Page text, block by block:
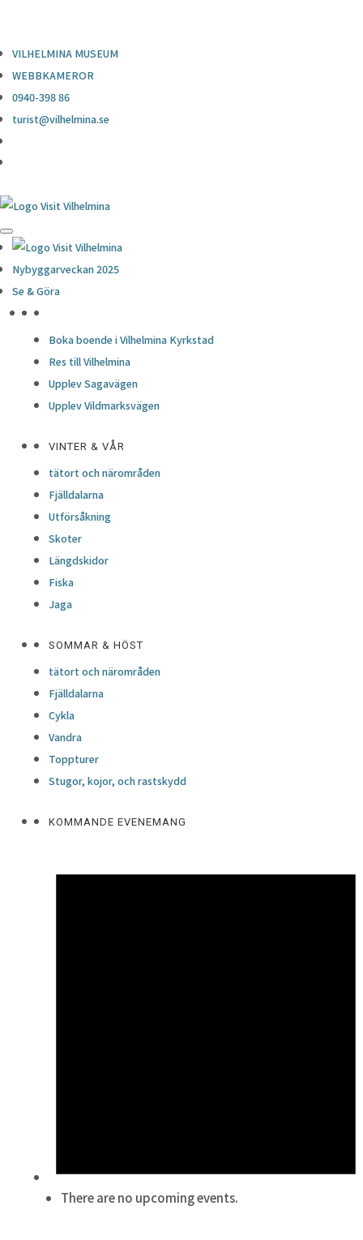
VILHELMINA MUSEUM
WEBBKAMEROR
0940-398 86
turist@vilhelmina.se
Nybyggarveckan 2025
Se & Göra
Boka boende i Vilhelmina Kyrkstad
Res till Vilhelmina
Upplev Sagavägen
Upplev Vildmarksvägen
VINTER & VÅR
tätort och närområden
Fjälldalarna
Utförsåkning
Skoter
Längdskidor
Fiska
Jaga
SOMMAR & HÖST
tätort och närområden
Fjälldalarna
Cykla
Vandra
Toppturer
Stugor, kojor, och rastskydd
KOMMANDE EVENEMANG
There are no upcoming events.